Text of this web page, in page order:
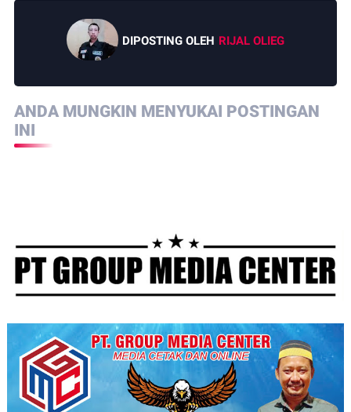
DIPOSTING OLEH RIJAL OLIEG
ANDA MUNGKIN MENYUKAI POSTINGAN
INI